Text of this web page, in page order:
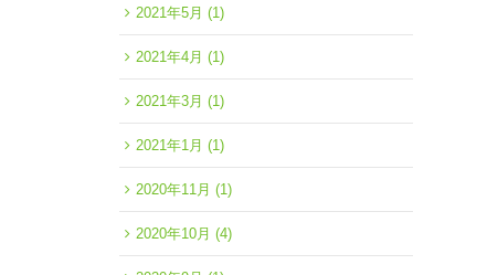
2021年5月 (1)
2021年4月 (1)
2021年3月 (1)
2021年1月 (1)
2020年11月 (1)
2020年10月 (4)